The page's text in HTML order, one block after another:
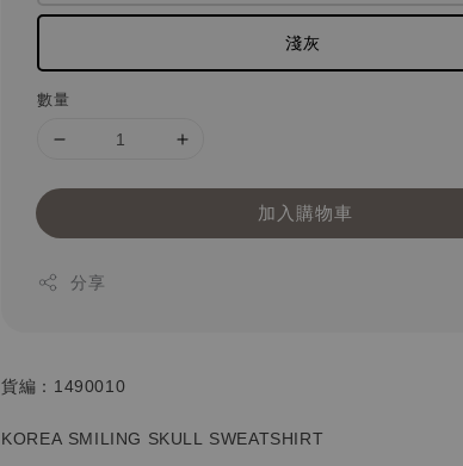
淺灰
數量
加入購物車
分享
貨編：1490010
KOREA SMILING SKULL SWEATSHIRT